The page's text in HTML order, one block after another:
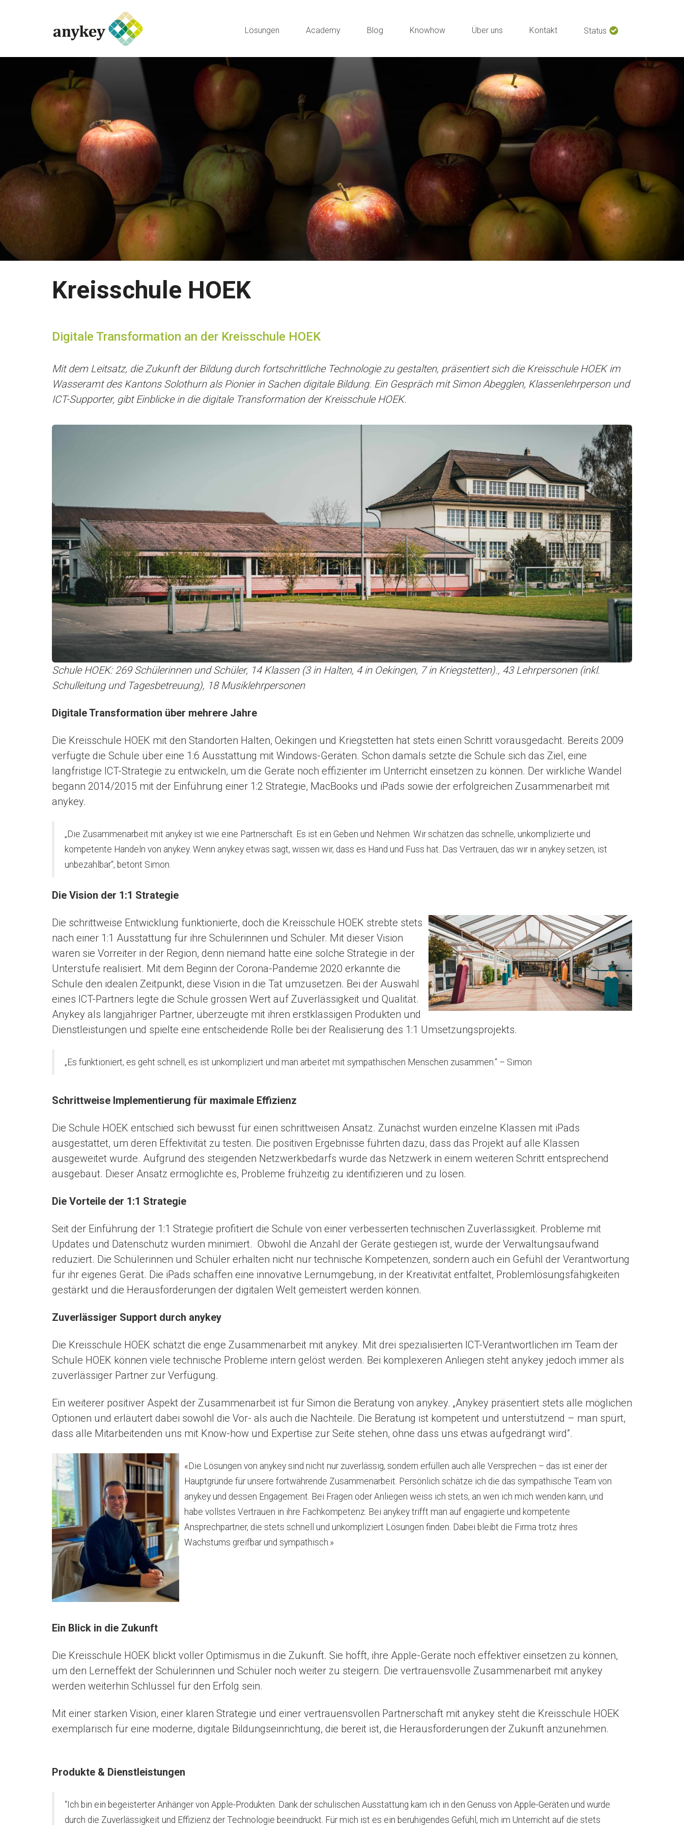
Lösungen Academy Blog Knowhow Über uns Kontakt Status
Kreisschule HOEK
Digitale Transformation an der Kreisschule HOEK
Mit dem Leitsatz, die Zukunft der Bildung durch fortschrittliche Technologie zu gestalten, präsentiert sich die Kreisschule HOEK im
Wasseramt des Kantons Solothurn als Pionier in Sachen digitale Bildung. Ein Gespräch mit Simon Abegglen, Klassenlehrperson und
ICT-Supporter, gibt Einblicke in die digitale Transformation der Kreisschule HOEK.
Schule HOEK: 269 Schülerinnen und Schüler, 14 Klassen (3 in Halten, 4 in Oekingen, 7 in Kriegstetten)., 43 Lehrpersonen (inkl.
Schulleitung und Tagesbetreuung), 18 Musiklehrpersonen
Digitale Transformation über mehrere Jahre
Die Kreisschule HOEK mit den Standorten Halten, Oekingen und Kriegstetten hat stets einen Schritt vorausgedacht. Bereits 2009
verfügte die Schule über eine 1:6 Ausstattung mit Windows-Geräten. Schon damals setzte die Schule sich das Ziel, eine
langfristige ICT-Strategie zu entwickeln, um die Geräte noch effizienter im Unterricht einsetzen zu können. Der wirkliche Wandel
begann 2014/2015 mit der Einführung einer 1:2 Strategie, MacBooks und iPads sowie der erfolgreichen Zusammenarbeit mit
anykey.
„Die Zusammenarbeit mit anykey ist wie eine Partnerschaft. Es ist ein Geben und Nehmen. Wir schätzen das schnelle, unkomplizierte und
kompetente Handeln von anykey. Wenn anykey etwas sagt, wissen wir, dass es Hand und Fuss hat. Das Vertrauen, das wir in anykey setzen, ist
unbezahlbar“, betont Simon.
Die Vision der 1:1 Strategie
Die schrittweise Entwicklung funktionierte, doch die Kreisschule HOEK strebte stets
nach einer 1:1 Ausstattung für ihre Schülerinnen und Schüler. Mit dieser Vision
waren sie Vorreiter in der Region, denn niemand hatte eine solche Strategie in der
Unterstufe realisiert. Mit dem Beginn der Corona-Pandemie 2020 erkannte die
Schule den idealen Zeitpunkt, diese Vision in die Tat umzusetzen. Bei der Auswahl
eines ICT-Partners legte die Schule grossen Wert auf Zuverlässigkeit und Qualität.
Anykey als langjähriger Partner, überzeugte mit ihren erstklassigen Produkten und
Dienstleistungen und spielte eine entscheidende Rolle bei der Realisierung des 1:1 Umsetzungsprojekts.
„Es funktioniert, es geht schnell, es ist unkompliziert und man arbeitet mit sympathischen Menschen zusammen.“ – Simon
Schrittweise Implementierung für maximale Effizienz
Die Schule HOEK entschied sich bewusst für einen schrittweisen Ansatz. Zunächst wurden einzelne Klassen mit iPads
ausgestattet, um deren Effektivität zu testen. Die positiven Ergebnisse führten dazu, dass das Projekt auf alle Klassen
ausgeweitet wurde. Aufgrund des steigenden Netzwerkbedarfs wurde das Netzwerk in einem weiteren Schritt entsprechend
ausgebaut. Dieser Ansatz ermöglichte es, Probleme frühzeitig zu identifizieren und zu lösen.
Die Vorteile der 1:1 Strategie
Seit der Einführung der 1:1 Strategie profitiert die Schule von einer verbesserten technischen Zuverlässigkeit. Probleme mit
Updates und Datenschutz wurden minimiert. Obwohl die Anzahl der Geräte gestiegen ist, wurde der Verwaltungsaufwand
reduziert. Die Schülerinnen und Schüler erhalten nicht nur technische Kompetenzen, sondern auch ein Gefühl der Verantwortung
für ihr eigenes Gerät. Die iPads schaffen eine innovative Lernumgebung, in der Kreativität entfaltet, Problemlösungsfähigkeiten
gestärkt und die Herausforderungen der digitalen Welt gemeistert werden können.
Zuverlässiger Support durch anykey
Die Kreisschule HOEK schätzt die enge Zusammenarbeit mit anykey. Mit drei spezialisierten ICT-Verantwortlichen im Team der
Schule HOEK können viele technische Probleme intern gelöst werden. Bei komplexeren Anliegen steht anykey jedoch immer als
zuverlässiger Partner zur Verfügung.
Ein weiterer positiver Aspekt der Zusammenarbeit ist für Simon die Beratung von anykey. „Anykey präsentiert stets alle möglichen
Optionen und erläutert dabei sowohl die Vor- als auch die Nachteile. Die Beratung ist kompetent und unterstützend – man spürt,
dass alle Mitarbeitenden uns mit Know-how und Expertise zur Seite stehen, ohne dass uns etwas aufgedrängt wird”.
«Die Lösungen von anykey sind nicht nur zuverlässig, sondern erfüllen auch alle Versprechen – das ist einer der
Hauptgründe für unsere fortwährende Zusammenarbeit. Persönlich schätze ich die das sympathische Team von
anykey und dessen Engagement. Bei Fragen oder Anliegen weiss ich stets, an wen ich mich wenden kann, und
habe vollstes Vertrauen in ihre Fachkompetenz. Bei anykey trifft man auf engagierte und kompetente
Ansprechpartner, die stets schnell und unkompliziert Lösungen finden. Dabei bleibt die Firma trotz ihres
Wachstums greifbar und sympathisch.»
Ein Blick in die Zukunft
Die Kreisschule HOEK blickt voller Optimismus in die Zukunft. Sie hofft, ihre Apple-Geräte noch effektiver einsetzen zu können,
um den Lerneffekt der Schülerinnen und Schüler noch weiter zu steigern. Die vertrauensvolle Zusammenarbeit mit anykey
werden weiterhin Schlüssel für den Erfolg sein.
Mit einer starken Vision, einer klaren Strategie und einer vertrauensvollen Partnerschaft mit anykey steht die Kreisschule HOEK
exemplarisch für eine moderne, digitale Bildungseinrichtung, die bereit ist, die Herausforderungen der Zukunft anzunehmen.
Produkte & Dienstleistungen
“Ich bin ein begeisterter Anhänger von Apple-Produkten. Dank der schulischen Ausstattung kam ich in den Genuss von Apple-Geräten und wurde
durch die Zuverlässigkeit und Effizienz der Technologie beeindruckt. Für mich ist es ein beruhigendes Gefühl, mich im Unterricht auf die stets